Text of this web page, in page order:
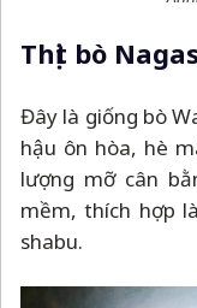
Thịt bò
Đây là giống bò
hậu ôn hòa, hè
lượng mỡ cân
mềm, thích hợp
shabu.